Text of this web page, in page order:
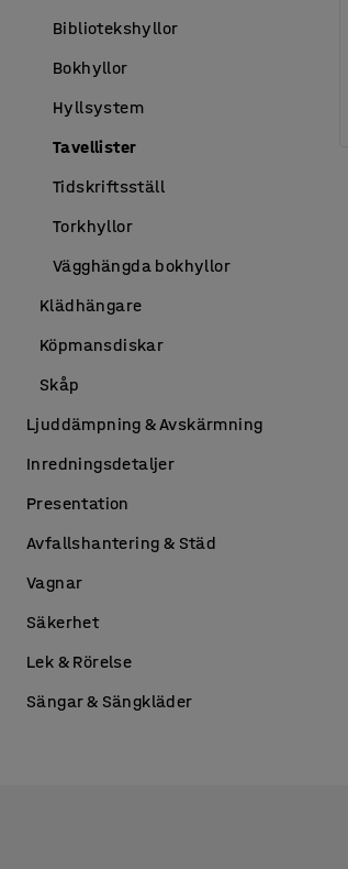
Bibliotekshyllor
Bokhyllor
Hyllsystem
Tavellister
Tidskriftsställ
Torkhyllor
Vägghängda bokhyllor
Klädhängare
Köpmansdiskar
Skåp
Ljuddämpning & Avskärmning
Inredningsdetaljer
Presentation
Avfallshantering & Städ
Vagnar
Säkerhet
Lek & Rörelse
Sängar & Sängkläder